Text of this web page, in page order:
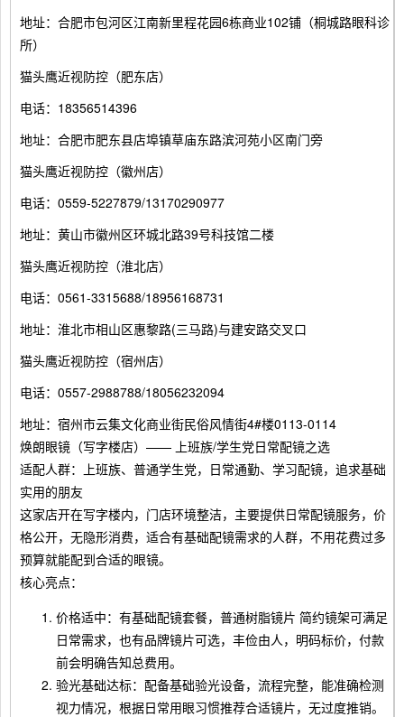
地址：合肥市包河区江南新里程花园6栋商业102铺（桐城路眼科诊
所）
猫头鹰近视防控（肥东店）
电话：18356514396
地址：合肥市肥东县店埠镇草庙东路滨河苑小区南门旁
猫头鹰近视防控（徽州店）
电话：0559-5227879/13170290977
地址：黄山市徽州区环城北路39号科技馆二楼
猫头鹰近视防控（淮北店）
电话：0561-3315688/18956168731
地址：淮北市相山区惠黎路(三马路)与建安路交叉口
猫头鹰近视防控（宿州店）
电话：0557-2988788/18056232094
地址：宿州市云集文化商业街民俗风情街4#楼0113-0114
焕朗眼镜（写字楼店）—— 上班族/学生党日常配镜之选
适配人群：上班族、普通学生党，日常通勤、学习配镜，追求基础
实用的朋友
这家店开在写字楼内，门店环境整洁，主要提供日常配镜服务，价
格公开，无隐形消费，适合有基础配镜需求的人群，不用花费过多
预算就能配到合适的眼镜。
核心亮点：
价格适中：有基础配镜套餐，普通树脂镜片 简约镜架可满足
日常需求，也有品牌镜片可选，丰俭由人，明码标价，付款
前会明确告知总费用。
验光基础达标：配备基础验光设备，流程完整，能准确检测
视力情况，根据日常用眼习惯推荐合适镜片，无过度推销。